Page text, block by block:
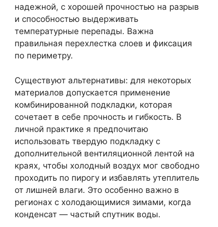
надежной, с хорошей прочностью на разрыв
и способностью выдерживать
температурные перепады. Важна
правильная перехлестка слоев и фиксация
по периметру.
Существуют альтернативы: для некоторых
материалов допускается применение
комбинированной подкладки, которая
сочетает в себе прочность и гибкость. В
личной практике я предпочитаю
использовать твердую подкладку с
дополнительной вентиляционной лентой на
краях, чтобы холодный воздух мог свободно
проходить по пирогу и избавлять утеплитель
от лишней влаги. Это особенно важно в
регионах с холодающимися зимами, когда
конденсат — частый спутник воды.